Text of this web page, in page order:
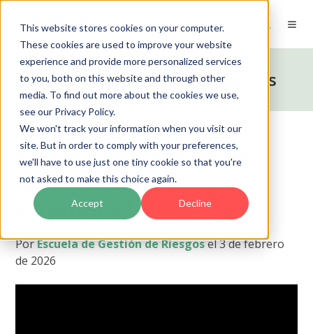
This website stores cookies on your computer.
These cookies are used to improve your website
experience and provide more personalized services
to you, both on this website and through other
media. To find out more about the cookies we use,
see our Privacy Policy.
We won't track your information when you visit our
site. But in order to comply with your preferences,
we'll have to use just one tiny cookie so that you're
not asked to make this choice again.
Accept Decline
ES
Escuela de Gestión de Riesgos
Cultura de Gestión de
Riesgos: clave para
afrontar el 2026
PorEscuela de Gestión de Riesgosel 3 de febrero
de 2026